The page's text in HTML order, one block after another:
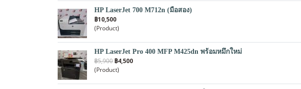
HP LaserJet 700 M712n (มือสอง)
฿10,500
(Product)
HP LaserJet Pro 400 MFP M425dn พร้อมหมึกใหม่
฿5,900 ฿4,500
(Product)